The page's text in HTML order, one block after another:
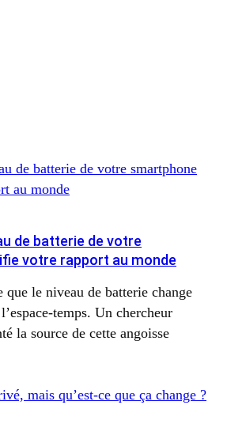
de batterie de votre
votre rapport au monde
que le niveau de batterie change
temps. Un chercheur
la source de cette angoisse